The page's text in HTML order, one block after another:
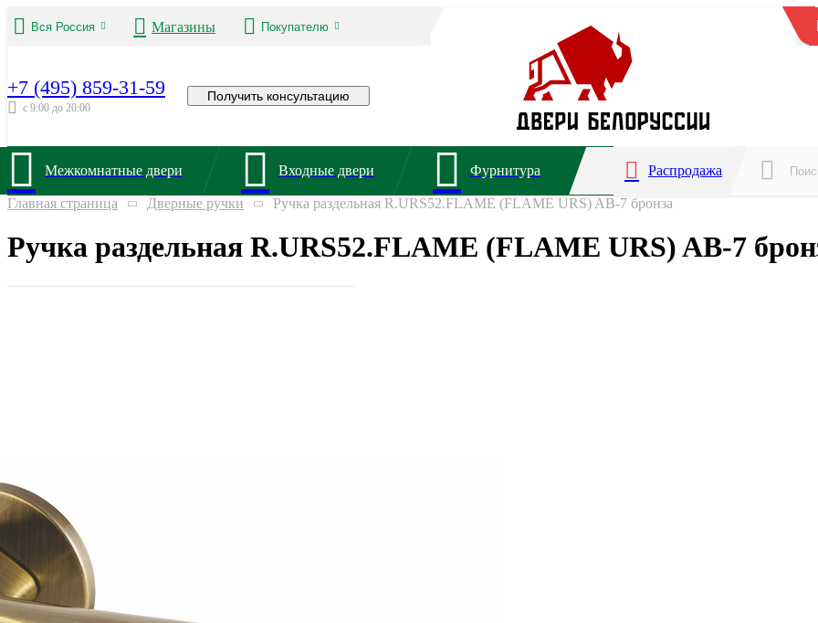
Вся Россия Магазины Покупателю
+7 (495) 859-31-59
с 9:00 до 20:00
Получить консультацию
Межкомнатные двери Входные двери Фурнитура Распродажа
Главная страница Дверные ручки Ручка раздельная R.URS52.FLAME (FLAME URS) AB-7 бронза
Ручка раздельная R.URS52.FLAME (FLAME URS) AB-7